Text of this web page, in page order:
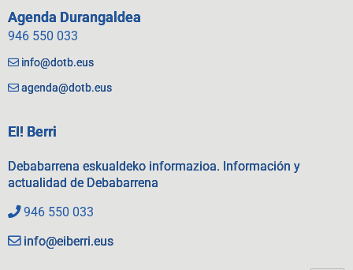
Agenda Durangaldea
946 550 033
info@dotb.eus
agenda@dotb.eus
EI! Berri
Debabarrena eskualdeko informazioa. Información y
actualidad de Debabarrena
946 550 033
info@eiberri.eus